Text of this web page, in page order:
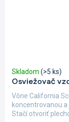
Osviežovač
Skladom (>5 ks)
Vône California
koncentrovanou a
Stačí otvoriť